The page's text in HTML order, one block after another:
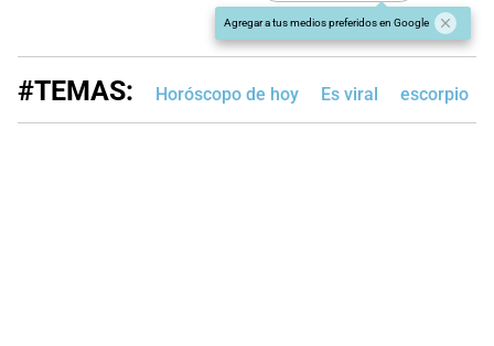
Agregar a tus medios preferidos en Google
#TEMAS: Horóscopo de hoy Es viral escorpio